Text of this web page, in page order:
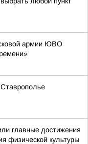
армии ЮВО
главные достижения
физической культуры